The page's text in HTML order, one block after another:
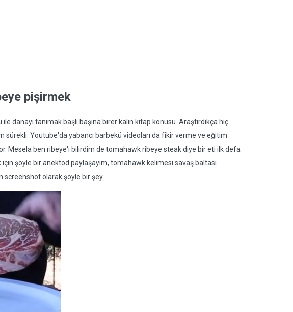
pişirmek
danayı tanımak başlı başına birer kalın kitap konusu. Araştırdıkça hiç
Youtube'da yabancı barbekü videoları da fikir verme ve eğitim
Mesela ben ribeye'ı bilirdim de tomahawk ribeye steak diye bir eti ilk defa
şöyle bir anektod paylaşayım, tomahawk kelimesi savaş baltası
screenshot olarak şöyle bir şey..